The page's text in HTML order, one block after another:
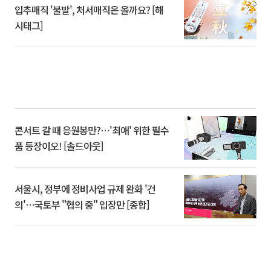
입추매직 '불발', 처서매직은 올까요? [해
시태그]
콘서트 갈 때 응원봉만?⋯'최애' 위한 필수
품 등장이오! [솔드아웃]
서울시, 정부에 정비사업 규제 완화 '건
의'⋯국토부 "협의 중" 입장만 [종합]